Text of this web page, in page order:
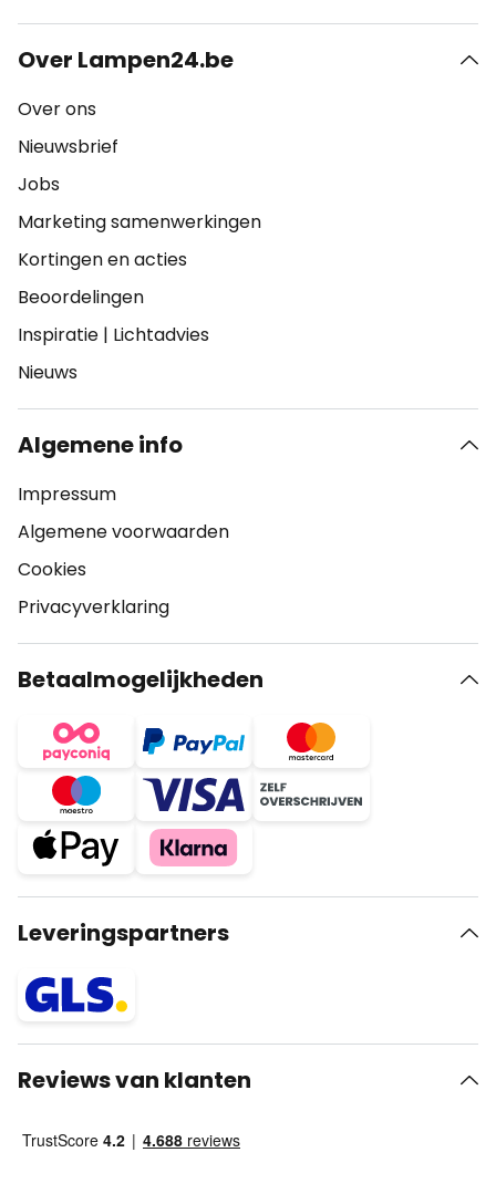
Over Lampen24.be
Over ons
Nieuwsbrief
Jobs
Marketing samenwerkingen
Kortingen en acties
Beoordelingen
Inspiratie | Lichtadvies
Nieuws
Algemene info
Impressum
Algemene voorwaarden
Cookies
Privacyverklaring
Betaalmogelijkheden
Leveringspartners
Reviews van klanten